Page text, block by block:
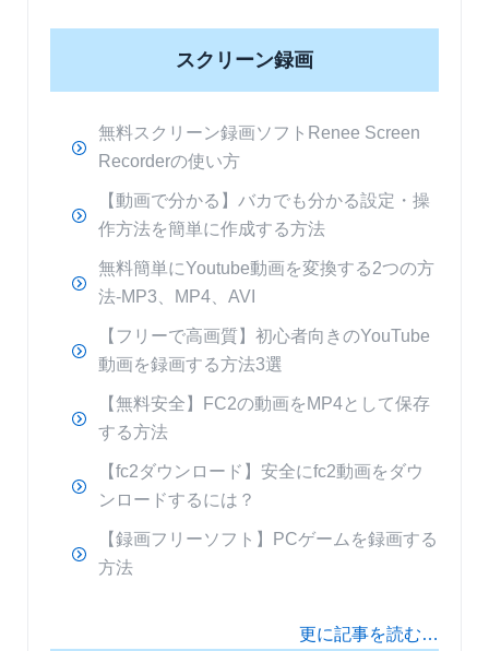
スクリーン録画
無料スクリーン録画ソフトRenee Screen
Recorderの使い方
【動画で分かる】バカでも分かる設定・操
作方法を簡単に作成する方法
無料簡単にYoutube動画を変換する2つの方
法-MP3、MP4、AVI
【フリーで高画質】初心者向きのYouTube
動画を録画する方法3選
【無料安全】FC2の動画をMP4として保存
する方法
【fc2ダウンロード】安全にfc2動画をダウ
ンロードするには？
【録画フリーソフト】PCゲームを録画する
方法
更に記事を読む…